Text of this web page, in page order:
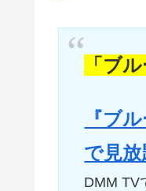
「ブ
『ブ
で見放
DMM TV